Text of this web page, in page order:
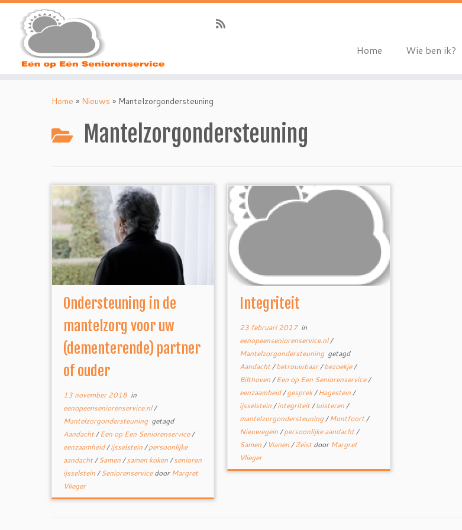
Home Wie ben ik?
Home » Nieuws » Mantelzorgondersteuning
Mantelzorgondersteuning
Ondersteuning in de
mantelzorg voor uw
(dementerende) partner
of ouder
13 november 2018 in
eenopeenseniorenservice.nl/
Mantelzorgondersteuning getagd
Aandacht/Een op Een Seniorenservice/
eenzaamheid/ijsselstein/persoonlijke
aandacht/Samen/samen koken/senioren
ijsselstein/SeniorenservicedoorMargret
Vlieger
Integriteit
23 februari 2017in
eenopeenseniorenservice.nl/
Mantelzorgondersteuning getagd
Aandacht/betrouwbaar/bezoekje/
Bilthoven/Een op Een Seniorenservice/
eenzaamheid/gesprek/Hagestein/
ijsselstein/integriteit/luisteren/
mantelzorgondersteuning/Montfoort/
Nieuwegein/persoonlijke aandacht/
Samen/ Vianen/ZeistdoorMargret
Vlieger